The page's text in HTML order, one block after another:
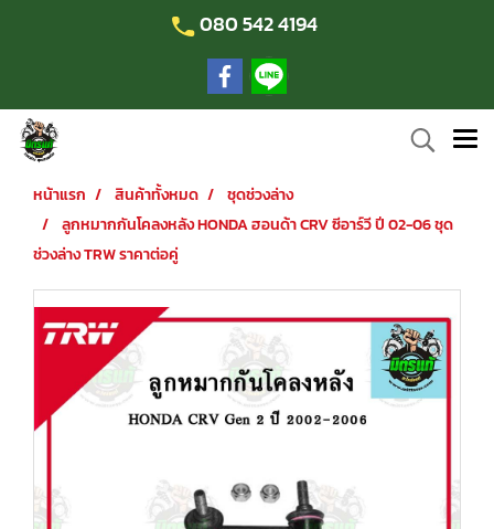
080 542 4194
หน้าแรก สินค้าทั้งหมด
ชุดช่วงล่าง
ลูกหมากกันโคลงหลัง HONDA ฮอนด้า CRV ซีอาร์วี ปี 02-06 ชุด
ช่วงล่าง TRW ราคาต่อคู่